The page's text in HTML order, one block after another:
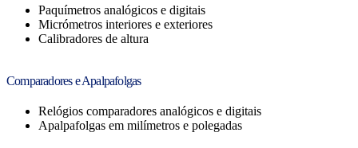
Paquímetros analógicos e digitais
Micrómetros interiores e exteriores
Calibradores de altura
Comparadores e Apalpafolgas
Relógios comparadores analógicos e digitais
Apalpafolgas em milímetros e polegadas